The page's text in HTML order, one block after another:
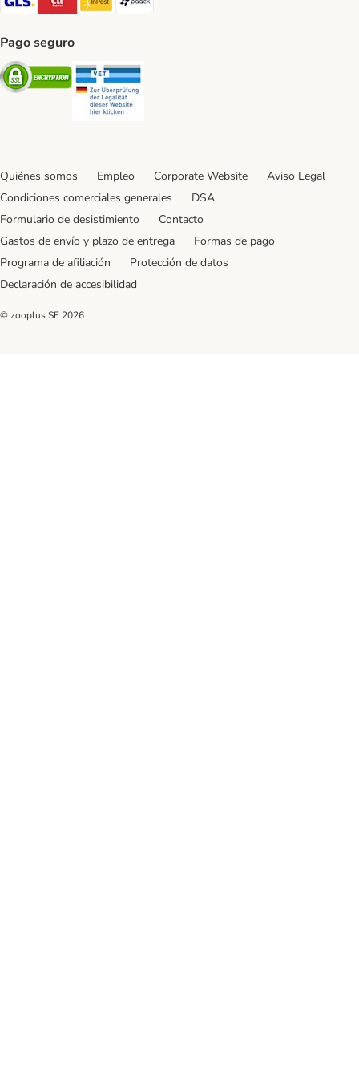
Pago seguro
Security
Quiénes somos Empleo Corporate Website
Aviso Legal
Condiciones comerciales generales
DSA
Formulario de desistimiento
Contacto
Gastos de envío y plazo de entrega
Formas de pago
Programa de afiliación
Protección de datos
Declaración de accesibilidad
© zooplus SE 2026